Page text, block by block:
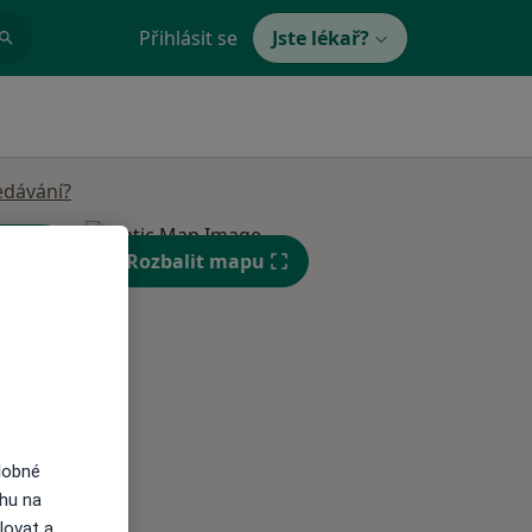
Přihlásit se Jste lékař?
Rozbalit mapu
na